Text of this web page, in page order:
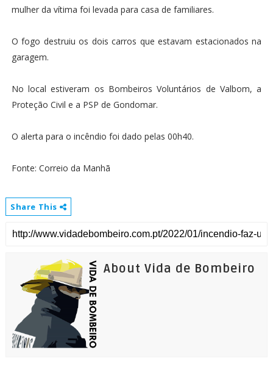
mulher da vítima foi levada para casa de familiares.
O fogo destruiu os dois carros que estavam estacionados na
garagem.
No local estiveram os Bombeiros Voluntários de Valbom, a
Proteção Civil e a PSP de Gondomar.
O alerta para o incêndio foi dado pelas 00h40.
Fonte: Correio da Manhã
Share This
About Vida de Bombeiro